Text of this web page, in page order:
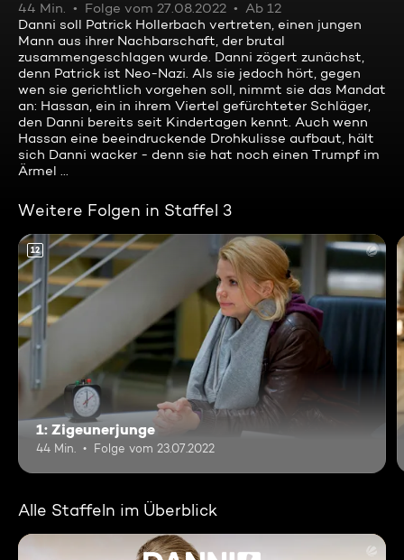
44 Min. Folge vom 27.08.2022
Ab 12
Danni soll Patrick Hollerbach vertreten, einen jungen
Mann aus ihrer Nachbarschaft, der brutal
zusammengeschlagen wurde. Danni zögert zunächst,
denn Patrick ist Neo-Nazi. Als sie jedoch hört, gegen
wen sie gerichtlich vorgehen soll, nimmt sie das Mandat
an: Hassan, ein in ihrem Viertel gefürchteter Schläger,
den Danni bereits seit Kindertagen kennt. Auch wenn
Hassan eine beeindruckende Drohkulisse aufbaut, hält
sich Danni wacker - denn sie hat noch einen Trumpf im
Ärmel ...
Weitere Folgen in Staffel 3
12
1: Zigeunerjunge
44 Min. Folge vom 23.07.2022
Alle Staffeln im Überblick